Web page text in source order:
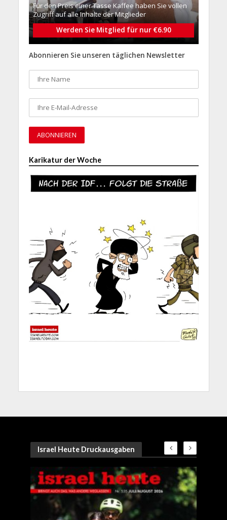
Für den Preis einer Tasse Kaffee haben Sie vollen
Zugriff auf alle Inhalte der Mitglieder
Werden Sie Mitglied für nur €6.90
Abonnieren Sie unseren täglichen Newsletter
Karikatur der Woche
Israel Heute Druckausgaben